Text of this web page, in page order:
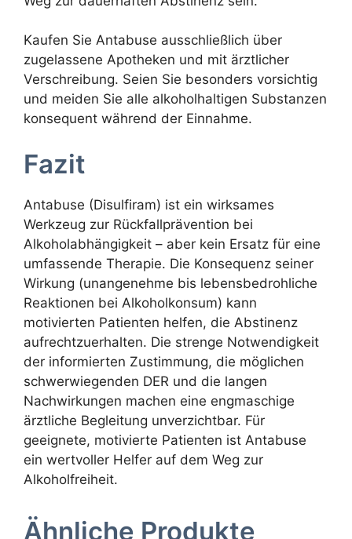
Kaufen Sie Antabuse ausschließlich über
zugelassene Apotheken und mit ärztlicher
Verschreibung. Seien Sie besonders vorsichtig
und meiden Sie alle alkoholhaltigen Substanzen
konsequent während der Einnahme.
Fazit
Antabuse (Disulfiram) ist ein wirksames
Werkzeug zur Rückfallprävention bei
Alkoholabhängigkeit – aber kein Ersatz für eine
umfassende Therapie. Die Konsequenz seiner
Wirkung (unangenehme bis lebensbedrohliche
Reaktionen bei Alkoholkonsum) kann
motivierten Patienten helfen, die Abstinenz
aufrechtzuerhalten. Die strenge Notwendigkeit
der informierten Zustimmung, die möglichen
schwerwiegenden DER und die langen
Nachwirkungen machen eine engmaschige
ärztliche Begleitung unverzichtbar. Für
geeignete, motivierte Patienten ist Antabuse
ein wertvoller Helfer auf dem Weg zur
Alkoholfreiheit.
Ähnliche Produkte